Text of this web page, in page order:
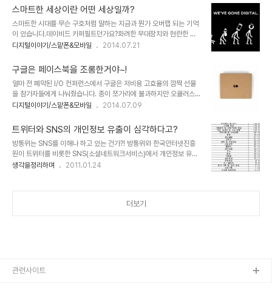
기 버전을 잘 활용하는 M..
지... 그래서 조금 간단한 방법 한가지를 소개할까 합니다. 사실 소개해
드리는 방법은 이미 많이 알려져 있고, 이미지 편집을 좀 한다는 분들
도 자주 애용하는 것으로 압니다. 저역시 -좀 한다는 축에 끼진 못하지
만- 이미지 편집을 자주 하는 입장에서 간단히 이 방법으로 해결하는
경우가 종종 있습니다. 쉽게 해결하는 이미지 편집 방법...결론부터 말
든 PC든 무료로 쉽게..
스마트한 세상이란 어떤 세상일까?
스마트한 시대를 무슨 구호처럼 말하는 지금과 뭔가 오버랩 되는 기억
이 있습니다.데이비드 카퍼필트던가요?화려한 무대장치와 현란한 몸
짓으로 사람들의 시선을 이끌던 최고의 마술사. 현실에서는 있을 수 없
보같이 저는 제 눈만 의심하곤 했습니다. 그 마술이라는 현란한 몸짓
뒤에 숨겨진 치밀히 계획된 - 수많은 사람들의 역할과 장치들의- 각본
이 있음을 알지 못했으니 대부분 사람들이 보였을 반응 역시 그랬을 겁
니다. 마술이라는 말의 마술 속에 휩싸여 그 과정을 어느정도 알고 있
는 지금도 여전히 그 정도는 다를지 몰라도 어떻게 그랬을까 의문과 궁
신비로움만으로 나를 변화시키거나 세상을 ..
디지털이야기/스맡폰&모바일 2014.07.21
구글은 페이스북을 조롱한거야~!
얼마 전 폐막된 I/O 컨퍼런스에서 구글은 저비용 고효율의 깜짝 선물
을 참가자들에게 나눠줬습니다. 종이 쪼가리에 불과하지만 오큘러스
리프트(Oculus Rift)와 다를바 없는 CardBoard가 바로 그것입니
이 쪼가릴 준다니 실망했을 거고... 바로 이어진 반전에 놀랬을 테니..
ㅋㅋ 사실 알고 보면 구글은 이 앙큼한 깜짝선물을 전세계 디지털 매니
아들에게 준 것이나 다름없습니다. 인터넷이 가능한 경우라면 10달러
정도로 누구나 제작이 가능하도록 모든 것을 공개했고, 300달러로
예상되는 오큘러스리프트와 같은 걸 부담없이 갖게 했으니 말이죠.이
디지털이야기/스맡폰&모바일 2014.07.09
트위터와 SNS의 개인정보 유출이 심각하다고?
방통위는 SNS를 이해나 하고 있는 건가?! 방통위와 한국인터넷진흥
원이 트위터를 비롯한 SNS(소셜네트워크서비스)에서 개인정보 유출
이 심각하다며 주의가 요망된다고 했다지요? 정말로 SNS 사용자들의
건지... 한 국가의 정보통신 분야에서 최고라고 하는 기관들이 설명하
생각을정리하며 2011.01.24
더보기
관련사이트